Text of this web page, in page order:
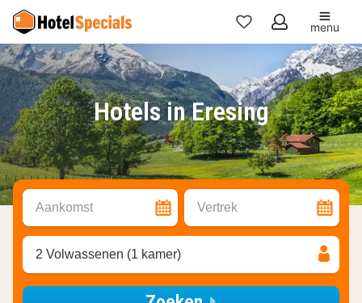
Mijn
favorieten
menu
Hotels in Eresing
Aankomst Vertrek
2 Volwassenen (1 kamer)